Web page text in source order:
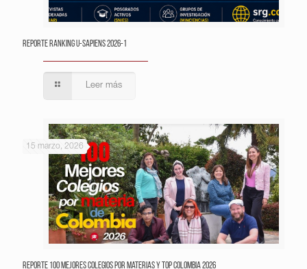
Reporte Ranking U-Sapiens 2026-1
Leer más
15 marzo, 2026
Reporte 100 Mejores Colegios por Materias y Top Colombia 2026